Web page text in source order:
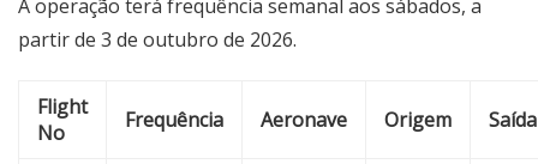
A operação terá frequência semanal aos sábados, a
partir de 3 de outubro de 2026.
Flight
No
Frequência Aeronave Origem Saída